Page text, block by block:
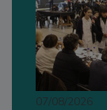
07/08/2026